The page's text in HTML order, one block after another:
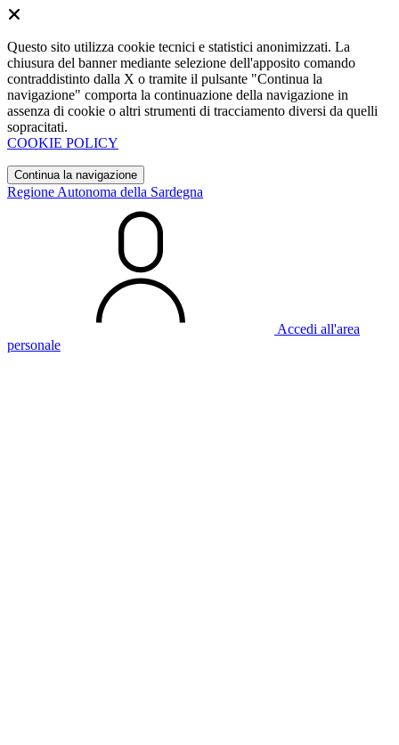
Questo sito utilizza cookie tecnici e statistici anonimizzati. La
chiusura del banner mediante selezione dell'apposito comando
contraddistinto dalla X o tramite il pulsante "Continua la
navigazione" comporta la continuazione della navigazione in
assenza di cookie o altri strumenti di tracciamento diversi da quelli
sopracitati.
COOKIE POLICY
Continua la navigazione
Regione Autonoma della Sardegna
Accedi all'area
personale